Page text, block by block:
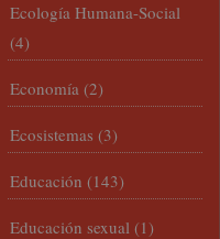
Ecología Humana-Social
(4)
Economía (2)
Ecosistemas (3)
Educación (143)
Educación sexual (1)